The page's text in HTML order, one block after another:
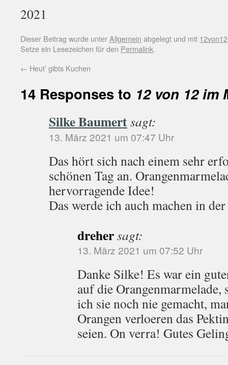
2021
Dieser Beitrag wurde unterAllgemein abgelegt und mit 12von12
Setze ein Lesezeichen für den Permalink.
← Heut’ gibts Kuchen
14 Responses to 12 von 12 im
Silke Baumertsagt:
13. März 2021 um 07:47 Uhr
Das hört sich nach einem sehr
schönen Tag an.
hervorragende Idee!
Das werde ich auch machen in
drehersagt:
13. März 2021 um 07:52 Uhr
Danke Silke! Es war ein
auf die Orangenmarmelade,
ich sie noch nie gemacht,
Orangen verloeren das
seien. On verra! Gutes